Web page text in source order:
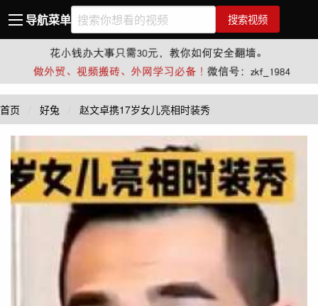
导航菜单 搜索视频
首页 好兔 赵文卓携17岁女儿亮相时装秀